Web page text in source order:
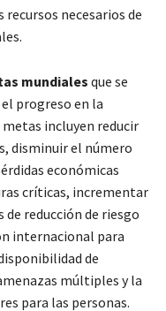
necesarios de
mundiales que se
progreso en la
incluyen reducir
disminuir el número
económicas
críticas, incrementar
reducción de riesgo
internacional para
de
múltiples y la
para las personas.